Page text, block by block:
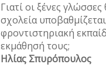
Γιατί οι ξένες
σχολεία
φροντιστηριακή
εκμάθησή τους;
Ηλίας Σπυρόπουλος